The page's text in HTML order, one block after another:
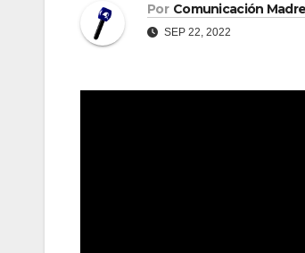
Por Comunicación
SEP 22, 2022